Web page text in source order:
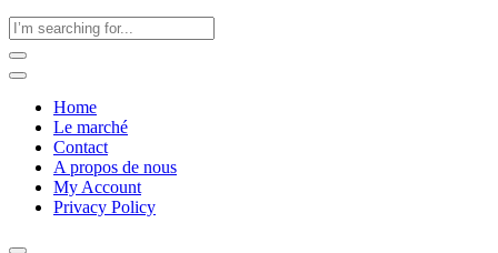
Home
Le marché
Contact
A propos de nous
My Account
Privacy Policy